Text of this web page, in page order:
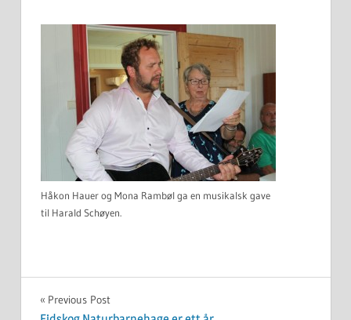
Håkon Hauer og Mona Rambøl ga en musikalsk gave
til Harald Schøyen.
UKATEGORISERT
Innleggsnavigasjon
Previous Post